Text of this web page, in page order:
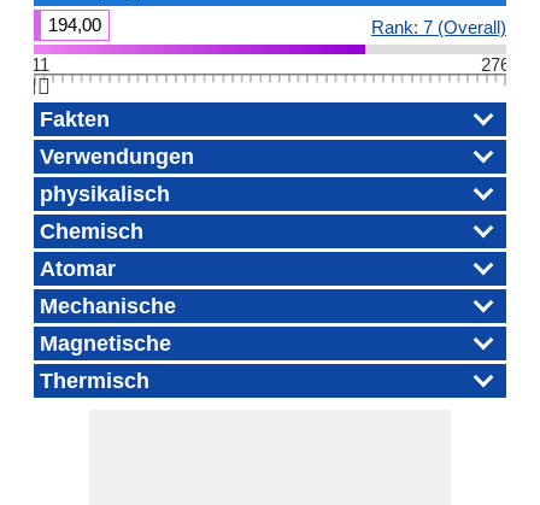
194,00
Rank: 7 (Overall)
11
276
👆🏻
Fakten
Verwendungen
physikalisch
Chemisch
Atomar
Mechanische
Magnetische
Thermisch